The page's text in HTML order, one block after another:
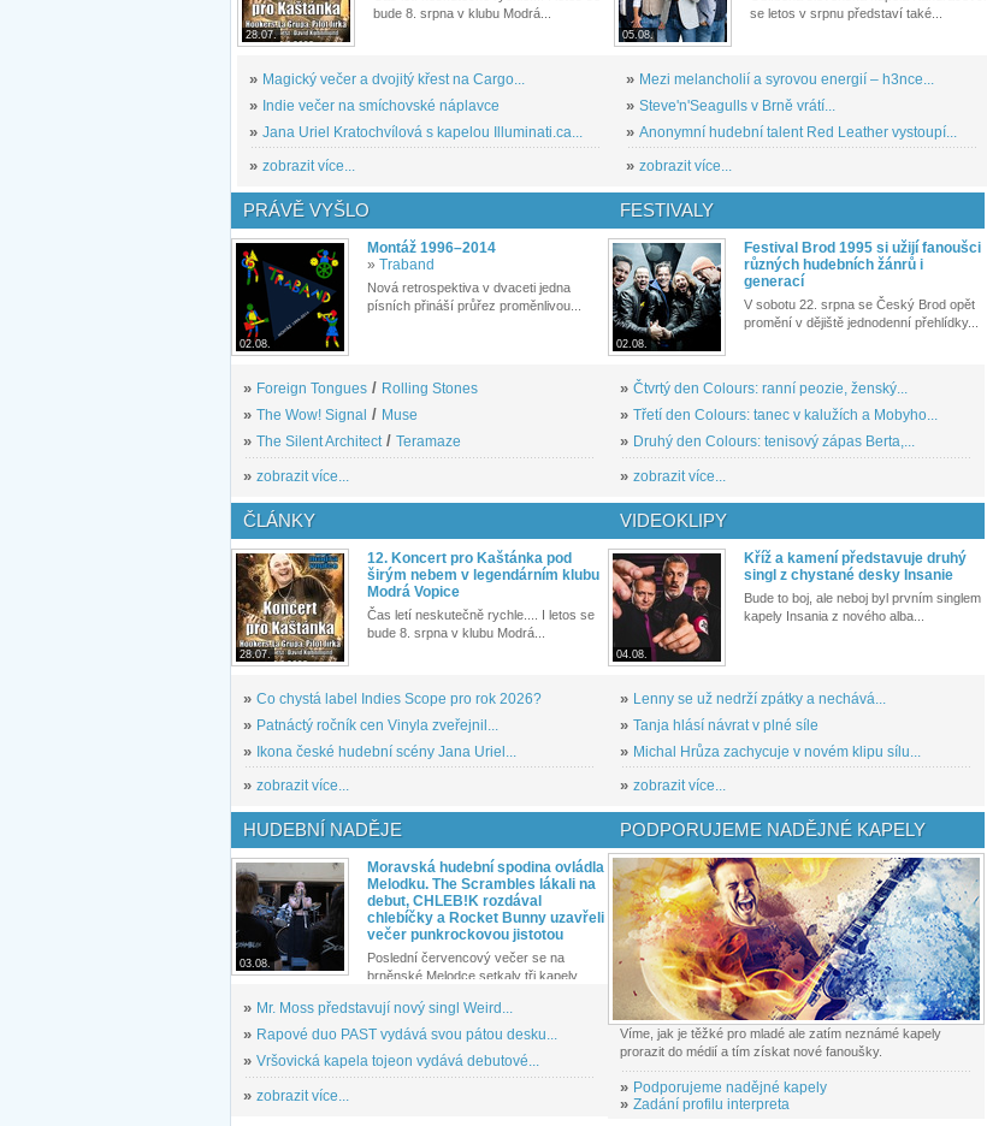
28.07.
bude 8. srpna v klubu Modrá...
» Magický večer a dvojitý křest na Cargo...
» Indie večer na smíchovské náplavce
» Jana Uriel Kratochvílová s kapelou Illuminati.ca...
» zobrazit více...
05.08.
se letos v srpnu představí také...
» Mezi melancholií a syrovou energií – h3nce...
» Steve'n'Seagulls v Brně vrátí...
» Anonymní hudební talent Red Leather vystoupí...
» zobrazit více...
PRÁVĚ VYŠLO
02.08.
Montáž 1996–2014
» Traband
Nová retrospektiva v dvaceti jedna
písních přináší průřez proměnlivou...
» Foreign Tongues / Rolling Stones
» The Wow! Signal / Muse
» The Silent Architect/ Teramaze
» zobrazit více...
FESTIVALY
02.08.
Festival Brod 1995 si užijí fanoušci
různých hudebních žánrů i
generací
V sobotu 22. srpna se Český Brod opět
promění v dějiště jednodenní přehlídky...
» Čtvrtý den Colours: ranní peozie, ženský...
» Třetí den Colours: tanec v kalužích a Mobyho...
» Druhý den Colours: tenisový zápas Berta,...
» zobrazit více...
ČLÁNKY
28.07.
12. Koncert pro Kaštánka pod
širým nebem v legendárním klubu
Modrá Vopice
Čas letí neskutečně rychle.... I letos se
bude 8. srpna v klubu Modrá...
» Co chystá label Indies Scope pro rok 2026?
» Patnáctý ročník cen Vinyla zveřejnil...
» Ikona české hudební scény Jana Uriel...
» zobrazit více...
VIDEOKLIPY
04.08.
Kříž a kamení představuje druhý
singl z chystané desky Insanie
Bude to boj, ale neboj byl prvním singlem
kapely Insania z nového alba...
» Lenny se už nedrží zpátky a nechává...
» Tanja hlásí návrat v plné síle
» Michal Hrůza zachycuje v novém klipu sílu...
» zobrazit více...
HUDEBNÍ NADĚJE
03.08.
Moravská hudební spodina ovládla
Melodku. The Scrambles lákali na
debut, CHLEB!K rozdával
chlebíčky a Rocket Bunny uzavřeli
večer punkrockovou jistotou
Poslední červencový večer se na
brněnské Melodce setkaly tři kapely...
» Mr. Moss představují nový singl Weird...
» Rapové duo PAST vydává svou pátou desku...
» Vršovická kapela tojeon vydává debutové...
» zobrazit více...
PODPORUJEME NADĚJNÉ KAPELY
Víme, jak je těžké pro mladé ale zatím neznámé kapely
prorazit do médií a tím získat nové fanoušky.
» Podporujeme nadějné kapely
» Zadání profilu interpreta